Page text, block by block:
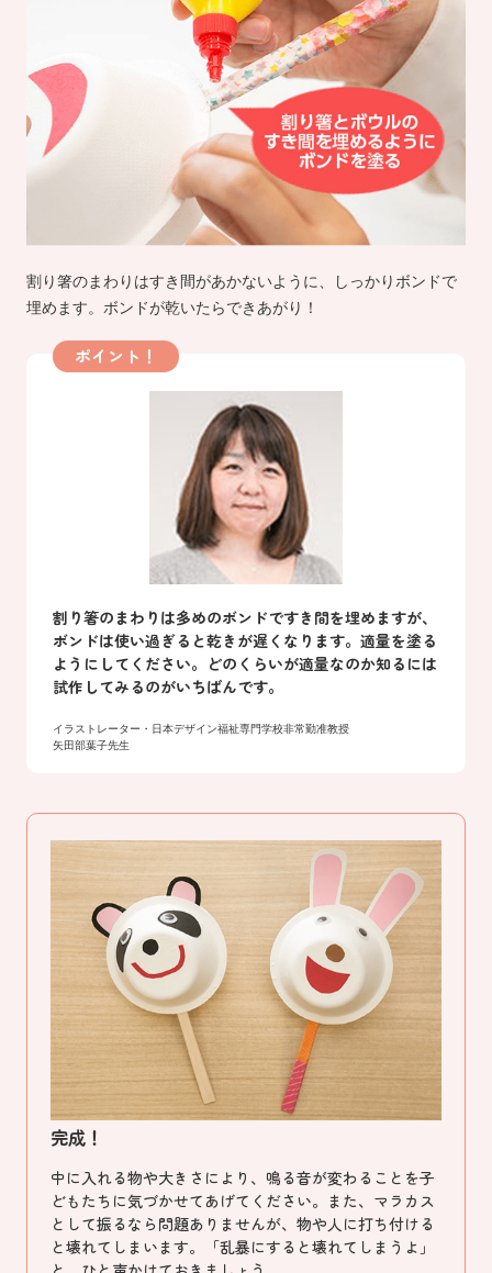
割り箸のまわりはすき間があかないように、しっかりボンドで
埋めます。ボンドが乾いたらできあがり！
ポイント！
割り箸のまわりは多めのボンドですき間を埋めますが、
ボンドは使い過ぎると乾きが遅くなります。適量を塗る
ようにしてください。どのくらいが適量なのか知るには
試作してみるのがいちばんです。
イラストレーター・日本デザイン福祉専門学校非常勤准教授
矢田部葉子先生
完成！
中に入れる物や大きさにより、鳴る音が変わることを子
どもたちに気づかせてあげてください。また、マラカス
として振るなら問題ありませんが、物や人に打ち付ける
と壊れてしまいます。「乱暴にすると壊れてしまうよ」